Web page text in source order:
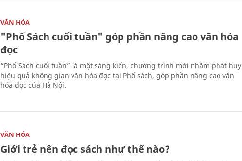
VĂN HÓA
"Phố Sách cuối tuần" góp phần nâng cao văn hóa
đọc
“Phố Sách cuối tuần” là một sáng kiến, chương trình mới nhằm phát huy
hiệu quả không gian văn hóa đọc tại Phố sách, góp phần nâng cao văn
hóa đọc của Hà Nội.
VĂN HÓA
Giới trẻ nên đọc sách như thế nào?